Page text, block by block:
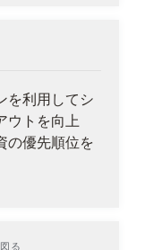
を利用してシ
ウトを向上
の優先順位を
る